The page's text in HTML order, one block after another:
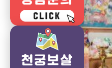
광주점집